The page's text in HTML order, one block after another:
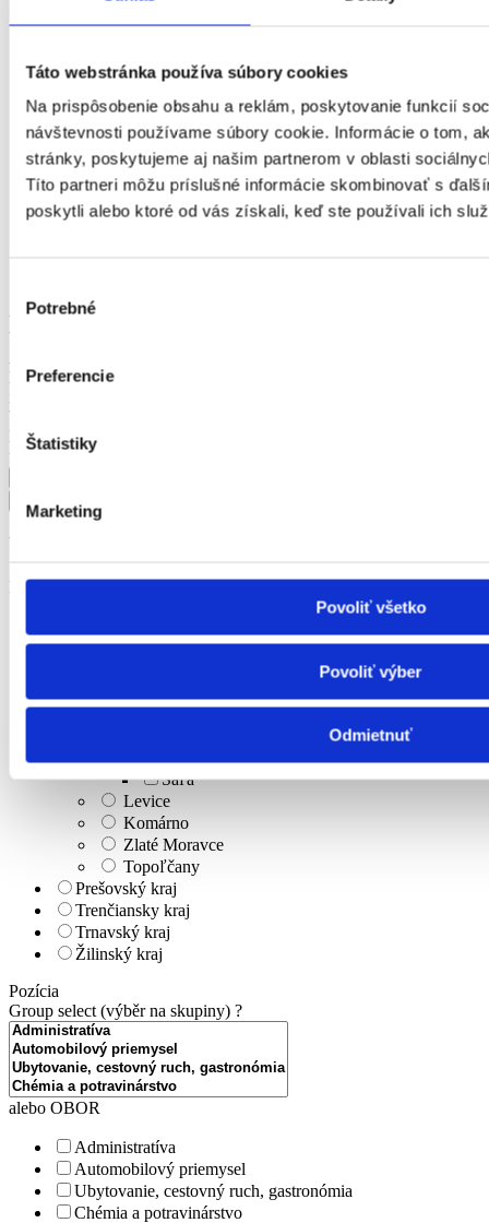
Táto webstránka používa súbory cookies
Na prispôsobenie obsahu a reklám, poskytovanie funkcií
návštevnosti používame súbory cookie. Informácie o tom,
stránky, poskytujeme aj našim partnerom v oblasti
Títo partneri môžu príslušné informácie skombinovať s
poskytli alebo ktoré od vás získali, keď ste používali ich
súhlasu
Potrebné
Preferencie
Štatistiky
Marketing
Povoliť všetko
Povoliť výber
Odmietnuť
Právo
Služby
Stavebníctvo a reality
Veda a výskum
Výchova a vzdelávanie
Výroba a priemysel
Zdravotníctvo a farmácia
Poľnohospodárstvo a lesníctvo
úväzok
Vhodné pre
Mzda
Výhody
KĽÚČOVÉ SLOVO
firma
Upresniť výsledok
Lokalita
Bratislavský kraj
Nitra
Šaľa
Levice
Komárno
Zlaté Moravce
Topoľčany
Prešovský kraj
Trenčiansky kraj
Trnavský kraj
Žilinský kraj
Pozícia
Group select (výběr na skupiny) ?
alebo OBOR
Administratíva
Automobilový priemysel
Ubytovanie, cestovný ruch, gastronómia
Chémia a potravinárstvo